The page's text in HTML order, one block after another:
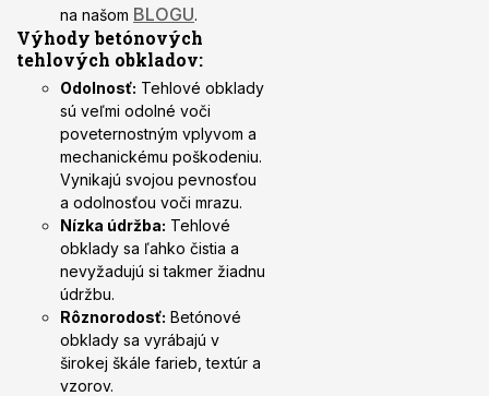
na našom BLOGU.
Výhody betónových
tehlových obkladov:
Odolnosť: Tehlové obklady
sú veľmi odolné voči
poveternostným vplyvom a
mechanickému poškodeniu.
Vynikajú svojou pevnosťou
a odolnosťou voči mrazu.
Nízka údržba: Tehlové
obklady sa ľahko čistia a
nevyžadujú si takmer žiadnu
údržbu.
Rôznorodosť: Betónové
obklady sa vyrábajú v
širokej škále farieb, textúr a
vzorov.